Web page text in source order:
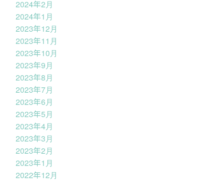
2024年2月
2024年1月
2023年12月
2023年11月
2023年10月
2023年9月
2023年8月
2023年7月
2023年6月
2023年5月
2023年4月
2023年3月
2023年2月
2023年1月
2022年12月